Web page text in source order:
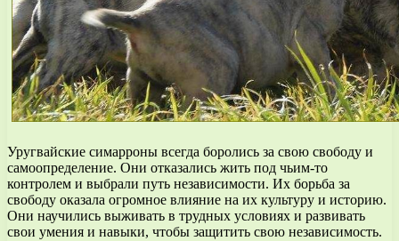
Уругвайские симарроны всегда боролись за свою свободу и
самоопределение. Они отказались жить под чьим-то
контролем и выбрали путь независимости. Их борьба за
свободу оказала огромное влияние на их культуру и историю.
Они научились выживать в трудных условиях и развивать
свои умения и навыки, чтобы защитить свою независимость.